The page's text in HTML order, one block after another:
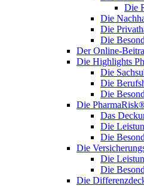
Die
Die
Die
Die
Der Online-
Die Highlights
Die
Die
Die
Die
Das
Die
Die
Die
Die
Die
Die